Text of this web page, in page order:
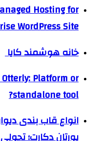
Hosting for
WordPress Site
خانه هوشمند کایا
Otterly: Platform or
standalone tool?
انواع قاب بندی
یورتان دکارت؛